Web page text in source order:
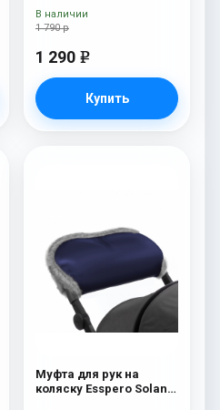
шерсть) Chocolat
1 790 р
1 290 e
Купить
В наличии
Муфта для рук на
коляску Esspero Solana